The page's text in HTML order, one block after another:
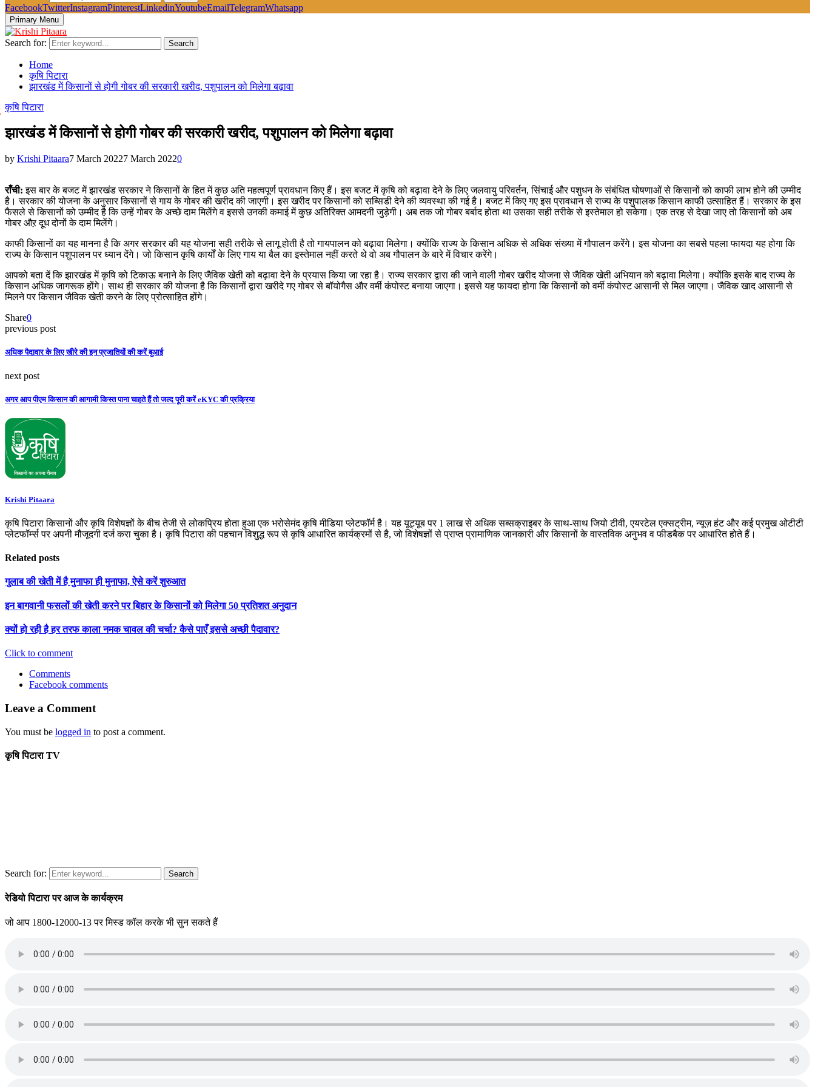
FacebookTwitterInstagramPinterestLinkedinYoutubeEmailTelegramWhatsapp
Primary Menu
Search for: Search
Home
कृषि पिटारा
झारखंड में किसानों से होगी गोबर की सरकारी खरीद, पशुपालन को मिलेगा बढ़ावा
कृषि पिटारा
झारखंड में किसानों से होगी गोबर की सरकारी खरीद, पशुपालन को मिलेगा बढ़ावा
by Krishi Pitaara7 March 20227 March 20220
राँची: इस बार के बजट में झारखंड सरकार ने किसानों के हित में कुछ अति महत्वपूर्ण प्रावधान किए हैं। इस बजट में कृषि को बढ़ावा देने के लिए जलवायु परिवर्तन, सिंचाई और पशुधन के संबंधित घोषणाओं से किसानों को काफी लाभ होने की उम्मीद
है। सरकार की योजना के अनुसार किसानों से गाय के गोबर की खरीद की जाएगी। इस खरीद पर किसानों को सब्सिडी देने की व्यवस्था की गई है। बजट में किए गए इस प्रावधान से राज्य के पशुपालक किसान काफी उत्साहित हैं। सरकार के इस
फैसले से किसानों को उम्मीद है कि उन्हें गोबर के अच्छे दाम मिलेंगे व इससे उनकी कमाई में कुछ अतिरिक्त आमदनी जुड़ेगी। अब तक जो गोबर बर्बाद होता था उसका सही तरीके से इस्तेमाल हो सकेगा। एक तरह से देखा जाए तो किसानों को अब
गोबर औऱ दूध दोनों के दाम मिलेंगे।
काफी किसानों का यह मानना है कि अगर सरकार की यह योजना सही तरीके से लागू होती है तो गायपालन को बढ़ावा मिलेगा। क्योंकि राज्य के किसान अधिक से अधिक संख्या में गौपालन करेंगे। इस योजना का सबसे पहला फायदा यह होगा कि
राज्य के किसान पशुपालन पर ध्यान देंगे। जो किसान कृषि कार्यों के लिए गाय या बैल का इस्तेमाल नहीं करते थे वो अब गौपालन के बारे में विचार करेंगे।
आपको बता दें कि झारखंड में कृषि को टिकाऊ बनाने के लिए जैविक खेती को बढ़ावा देने के प्रयास किया जा रहा है। राज्य सरकार द्वारा की जाने वाली गोबर खरीद योजना से जैविक खेती अभियान को बढ़ावा मिलेगा। क्योंकि इसके बाद राज्य के
किसान अधिक जागरूक होंगे। साथ ही सरकार की योजना है कि किसानों द्वारा खरीदे गए गोबर से बॉयोगैस और वर्मी कंपोस्ट बनाया जाएगा। इससे यह फायदा होगा कि किसानों को वर्मी कंपोस्ट आसानी से मिल जाएगा। जैविक खाद आसानी से
मिलने पर किसान जैविक खेती करने के लिए प्रोत्साहित होंगे।
Share0
previous post
अधिक पैदावार के लिए खीरे की इन प्रजातियों की करें बुआई
next post
अगर आप पीएम किसान की आगामी किस्त पाना चाहते हैं तो जल्द पूरी करें eKYC की प्रक्रिया
Krishi Pitaara
कृषि पिटारा किसानों और कृषि विशेषज्ञों के बीच तेजी से लोकप्रिय होता हुआ एक भरोसेमंद कृषि मीडिया प्लेटफॉर्म है। यह यूट्यूब पर 1 लाख से अधिक सब्सक्राइबर के साथ-साथ जियो टीवी, एयरटेल एक्सट्रीम, न्यूज़ हंट और कई प्रमुख ओटीटी
प्लेटफॉर्म्स पर अपनी मौजूदगी दर्ज करा चुका है। कृषि पिटारा की पहचान विशुद्ध रूप से कृषि आधारित कार्यक्रमों से है, जो विशेषज्ञों से प्राप्त प्रामाणिक जानकारी और किसानों के वास्तविक अनुभव व फीडबैक पर आधारित होते हैं।
Related posts
गुलाब की खेती में है मुनाफा ही मुनाफा, ऐसे करें शुरुआत
इन बागवानी फसलों की खेती करने पर बिहार के किसानों को मिलेगा 50 प्रतिशत अनुदान
क्यों हो रही है हर तरफ काला नमक चावल की चर्चा? कैसे पाएँ इससे अच्छी पैदावार?
Click to comment
Comments
Facebook comments
Leave a Comment
You must be logged in to post a comment.
कृषि पिटारा TV
Search for: Search
रेडियो पिटारा पर आज के कार्यक्रम
जो आप 1800-12000-13 पर मिस्ड कॉल करके भी सुन सकते हैं